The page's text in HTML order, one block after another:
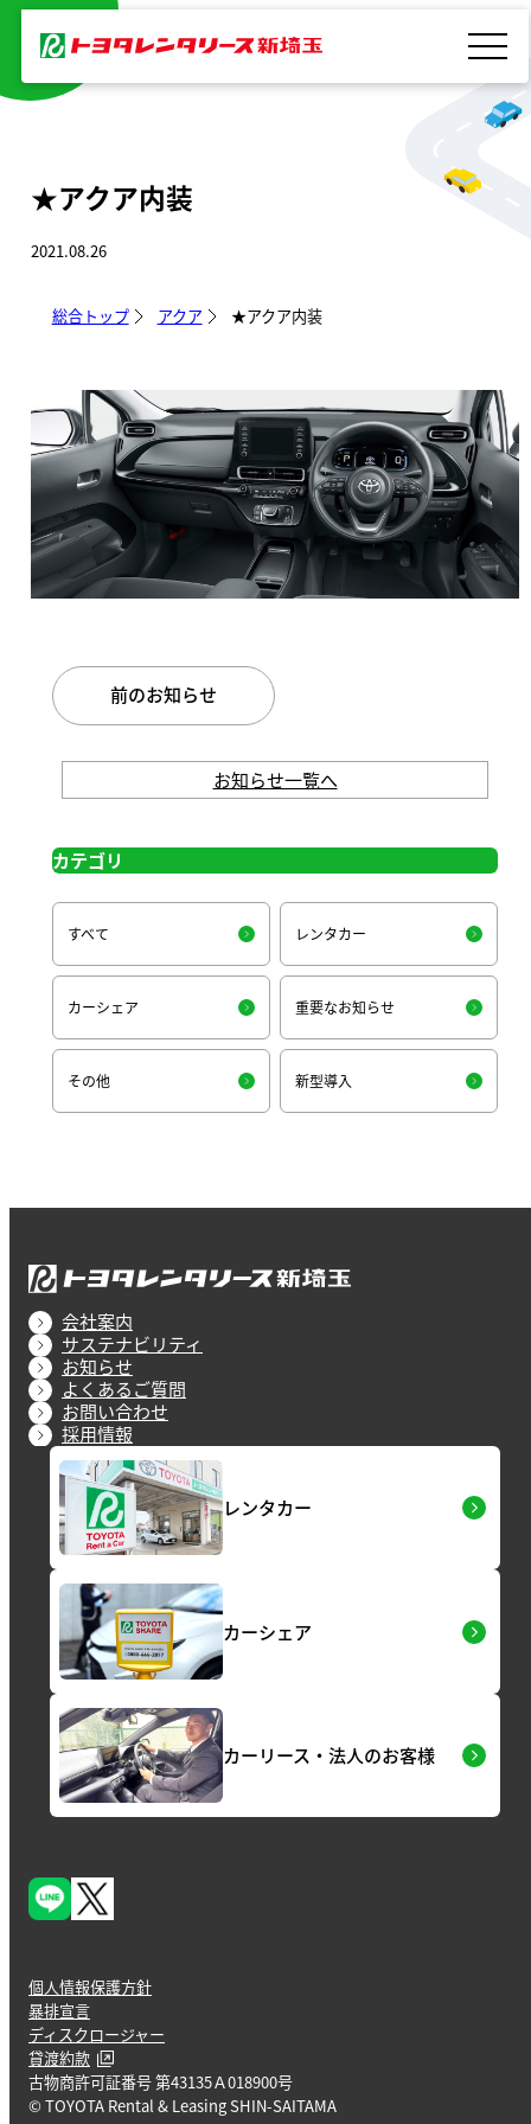
を
★アクア内装
2021.08.26
総合トップ アクア ★アクア内装
前のお知らせ
お知らせ一覧へ
カテゴリ
すべて レンタカー
カーシェア 重要なお知らせ
その他 新型導入
会社案内
サステナビリティ
お知らせ
よくあるご質問
お問い合わせ
採用情報
レンタカー
カーシェア
カーリース・法人のお客様
個人情報保護方針
暴排宣言
ディスクロージャー
貸渡約款
古物商許可証番号 第43135Ａ018900号
© TOYOTA Rental & Leasing SHIN-SAITAMA